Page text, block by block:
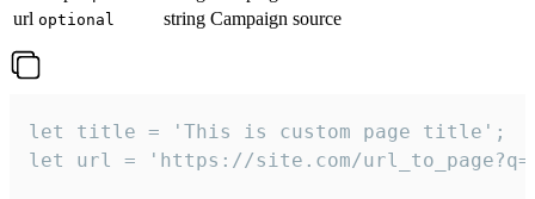
url optional string Campaign source
let title = 'This is custom page title';
let url = 'https://site.com/